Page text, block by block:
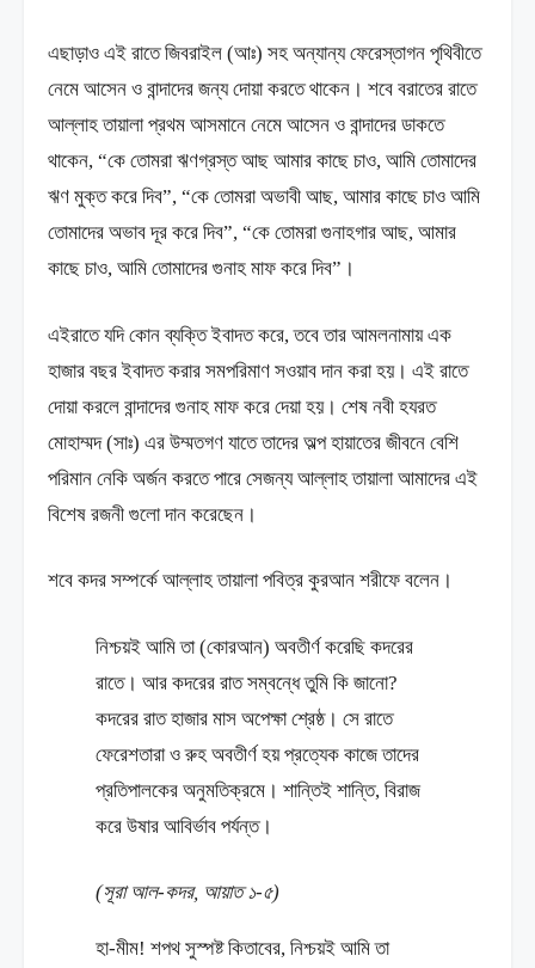
এছাড়াও এই রাতে জিবরাইল (আঃ) সহ অন্যান্য ফেরেস্তাগন পৃথিবীতে
নেমে আসেন ও বান্দাদের জন্য দোয়া করতে থাকেন। শবে বরাতের রাতে
আল্লাহ তায়ালা প্রথম আসমানে নেমে আসেন ও বান্দাদের ডাকতে
থাকেন, “কে তোমরা ঋণগ্রস্ত আছ আমার কাছে চাও, আমি তোমাদের
ঋণ মুক্ত করে দিব”, “কে তোমরা অভাবী আছ, আমার কাছে চাও আমি
তোমাদের অভাব দূর করে দিব”, “কে তোমরা গুনাহগার আছ, আমার
কাছে চাও, আমি তোমাদের গুনাহ মাফ করে দিব”।
এইরাতে যদি কোন ব্যক্তি ইবাদত করে, তবে তার আমলনামায় এক
হাজার বছর ইবাদত করার সমপরিমাণ সওয়াব দান করা হয়। এই রাতে
দোয়া করলে বান্দাদের গুনাহ মাফ করে দেয়া হয়। শেষ নবী হযরত
মোহাম্মদ (সাঃ) এর উম্মতগণ যাতে তাদের অল্প হায়াতের জীবনে বেশি
পরিমান নেকি অর্জন করতে পারে সেজন্য আল্লাহ তায়ালা আমাদের এই
বিশেষ রজনী গুলো দান করেছেন।
শবে কদর সম্পর্কে আল্লাহ তায়ালা পবিত্র কুরআন শরীফে বলেন।
নিশ্চয়ই আমি তা (কোরআন) অবতীর্ণ করেছি কদরের
রাতে। আর কদরের রাত সম্বন্ধে তুমি কি জানো?
কদরের রাত হাজার মাস অপেক্ষা শ্রেষ্ঠ। সে রাতে
ফেরেশতারা ও রুহ অবতীর্ণ হয় প্রত্যেক কাজে তাদের
প্রতিপালকের অনুমতিক্রমে। শান্তিই শান্তি, বিরাজ
করে উষার আবির্ভাব পর্যন্ত।
(সূরা আল-কদর, আয়াত ১-৫)
হা-মীম! শপথ সুস্পষ্ট কিতাবের, নিশ্চয়ই আমি তা